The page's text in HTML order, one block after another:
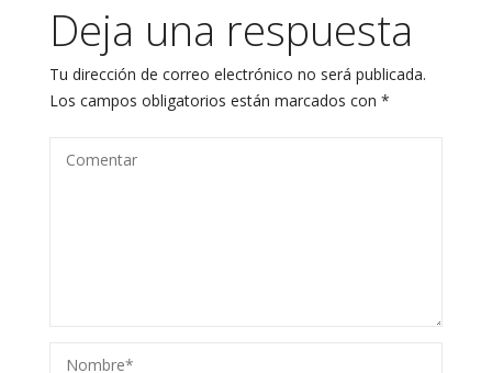
Deja una respuesta
Tu dirección de correo electrónico no será publicada.
Los campos obligatorios están marcados con *